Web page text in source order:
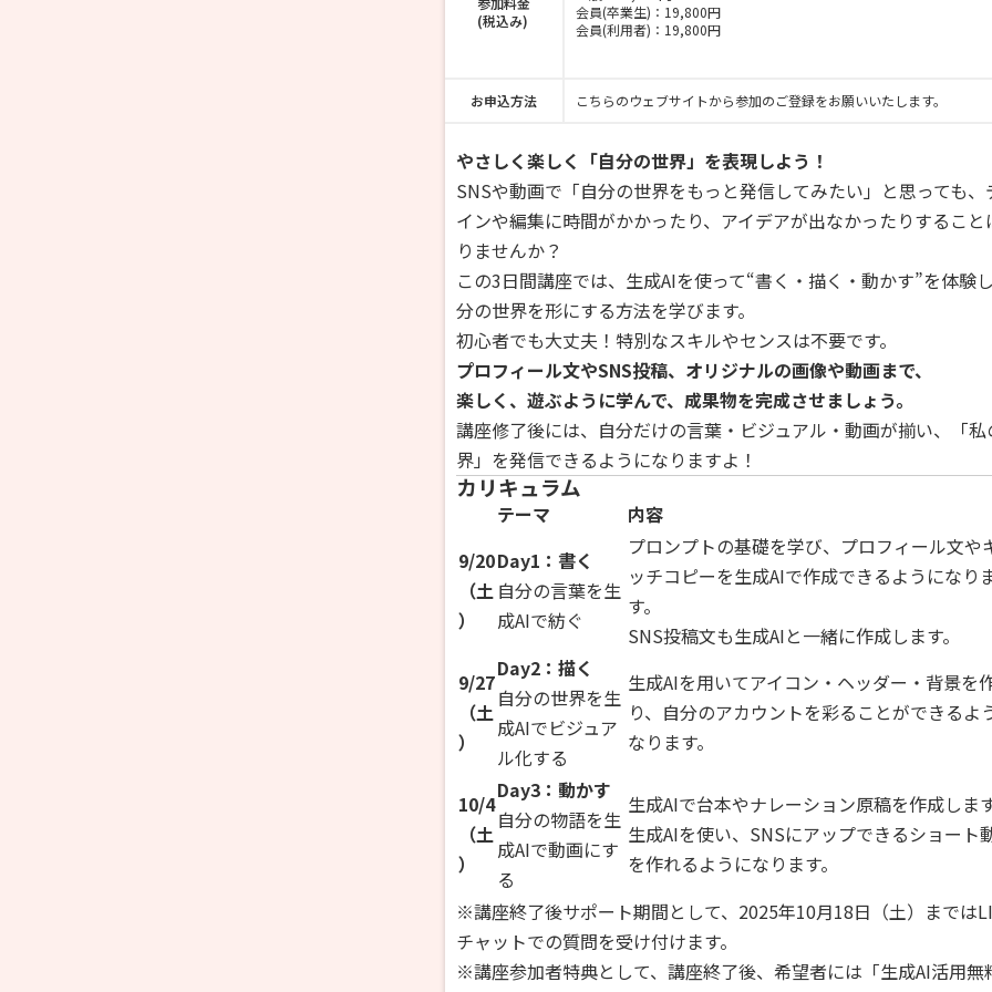
(税込み)
会員(卒業生)： 19,800円
会員(利用者)： 19,800円
お申込方法 こちらのウェブサイトから参加のご登録をお願いいたします。
やさしく楽しく「自分の世界」を表現しよう！
SNSや動画で「自分の世界をもっと発信してみたい」と思っても、
インや編集に時間がかかったり、アイデアが出なかったりすること
りませんか？
この3日間講座では、生成AIを使って“書く・描く・動かす”を体験
分の世界を形にする方法を学びます。
初心者でも大丈夫！特別なスキルやセンスは不要です。
プロフィール文やSNS投稿、オリジナルの画像や動画まで、
楽しく、遊ぶように学んで、成果物を完成させましょう。
講座修了後には、自分だけの言葉・ビジュアル・動画が揃い、「私
界」を発信できるようになりますよ！
カリキュラム
テーマ
内容
9/20
（土
）
Day1：書く
自分の言葉を生
成AIで紡ぐ
プロンプトの基礎を学び、プロフィール文や
ッチコピーを生成AIで作成できるようになり
す。
SNS投稿文も生成AIと一緒に作成します。
9/27
（土
）
Day2：描く
自分の世界を生
成AIでビジュア
ル化する
生成AIを用いてアイコン・ヘッダー・背景を
り、自分のアカウントを彩ることができるよ
なります。
10/4
（土
）
Day3：動かす
自分の物語を生
成AIで動画にす
る
生成AIで台本やナレーション原稿を作成します
生成AIを使い、SNSにアップできるショート
を作れるようになります。
※講座終了後サポート期間として、2025年10月18日（土）までは
チャットでの質問を受け付けます。
※講座参加者特典として、講座終了後、希望者には「生成AI活用無